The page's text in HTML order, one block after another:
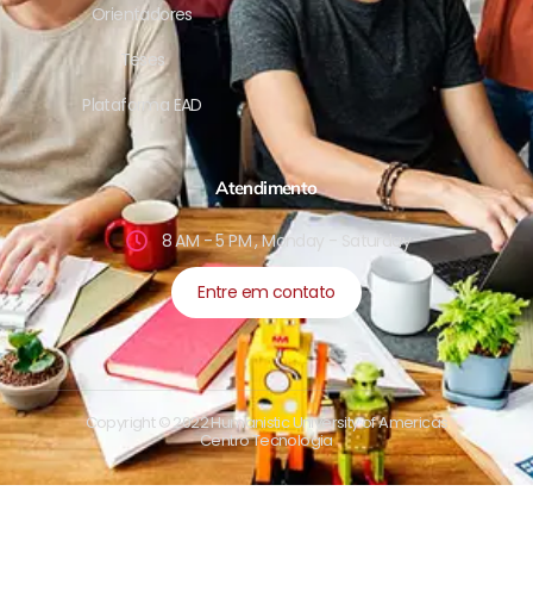
Orientadores
Teses
Plataforma EAD
Atendimento
8 AM - 5 PM , Monday - Saturday
Entre em contato
Copyright © 2022 Humanistic University of Americas
Centro Tecnologia